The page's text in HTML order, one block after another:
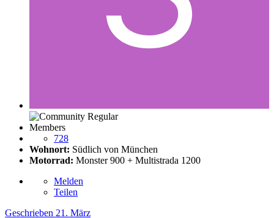
Members
728
Wohnort: Südlich von München
Motorrad: Monster 900 + Multistrada 1200
Melden
Teilen
Geschrieben 21. März